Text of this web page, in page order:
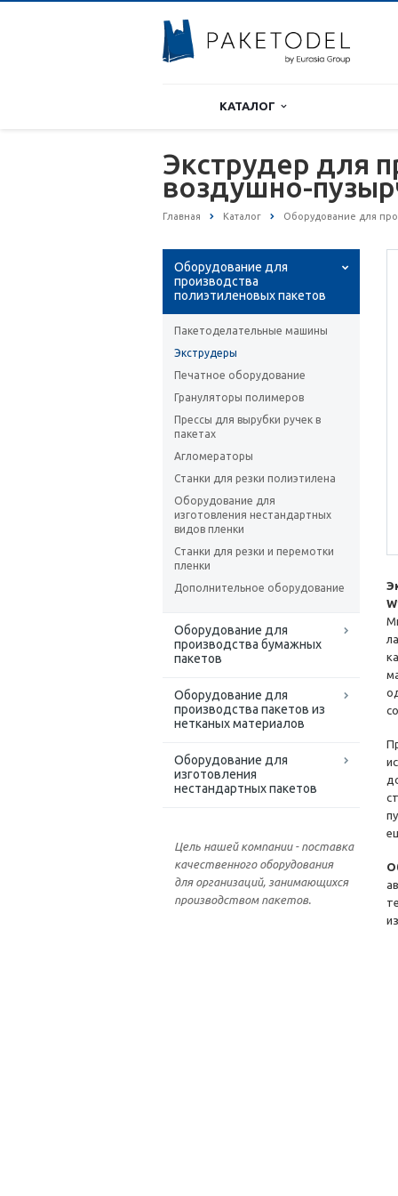
КАТАЛОГ
Экструдер для
воздушно-
Главная Каталог Оборудование для
Оборудование для
производства
полиэтиленовых пакетов
Пакетоделательные машины
Экструдеры
Печатное оборудование
Грануляторы полимеров
Прессы для вырубки ручек в
пакетах
Агломераторы
Станки для резки полиэтилена
Оборудование для
изготовления нестандартных
видов пленки
Станки для резки и перемотки
пленки
Дополнительное оборудование
Оборудование для
производства бумажных
пакетов
Оборудование для
производства пакетов из
нетканых материалов
Оборудование для
изготовления
нестандартных пакетов
Цель нашей компании - поставка
качественного оборудования
для организаций, занимающихся
производством пакетов.